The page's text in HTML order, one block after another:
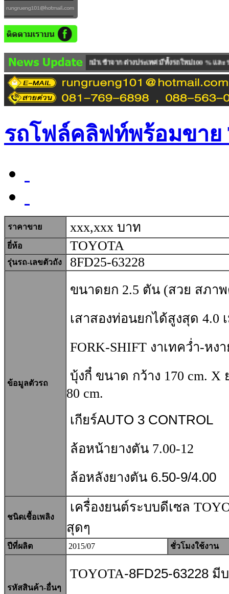
ำเข้าจาก ต่างประเทศ มีทั้งรถใหม่100 % และ รถUSED ให้บริการตรว
รถโฟล์คลิฟท์พร้อมขาย
ราคาขาย xxx,xxx บาท
ยี่ห้อ TOYOTA
รุ่นรถ-เลขตัวถัง 8FD25-63228
ข้อมูลตัวรถ
ขนาดยก 2.5 ตัน (สวย สภา
เสาสองท่อนยกได้สูงสุด 4.0
FORK-SHIFT งาเทคว่ำ-หง
บุ้งกี๋ ขนาด กว้าง 170 cm. X
80 cm.
เกียร์AUTO 3 CONTROL
ล้อหน้ายางตัน 7.00-12
ล้อหลังยางตัน 6.50-9/4.00
ชนิดเชื้อเพลิง
เครื่องยนต์ระบบดีเซล
สุดๆ
ปีที่ผลิต 2015/07 ชั่วโมงใช้งาน
รหัสสินค้า-อื่นๆ
TOYOTA-8FD25-63228 มี